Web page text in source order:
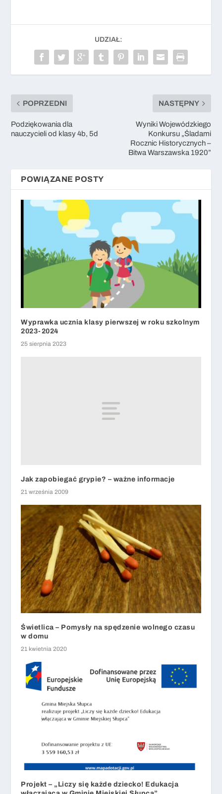
UDZIAŁ:
POPRZEDNI
Podziękowania dla
nauczycieli od klasy 4b, 5d
NASTĘPNY
Wyniki Wojewódzkiego
Konkursu „Śladami
Rocznic Historycznych –
Bitwa Warszawska 1920”
POWIĄZANE POSTY
Wyprawka ucznia klasy pierwszej w roku szkolnym
2023-2024
25 sierpnia 2023
Jak zapobiegać grypie? – ważne informacje
21 września 2009
Świetlica – Pomysły na spędzenie wolnego czasu
w domu
21 kwietnia 2020
Projekt – „Liczy się każde dziecko! Edukacja